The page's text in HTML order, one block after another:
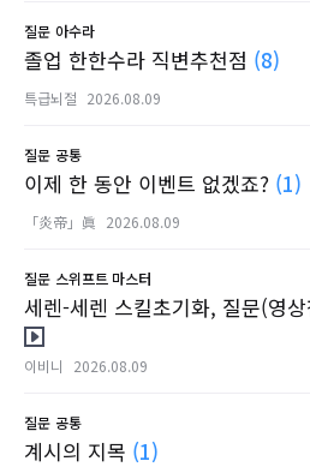
질문 아수라
졸업 한한수라 직변추천점 (8)
특급뇌절 2026.08.09
질문 공통
이제 한 동안 이벤트 없겠죠? (1)
「炎帝」眞 2026.08.09
질문 스위프트 마스터
세렌-세렌 스킬초기화, 질문(영
이비니 2026.08.09
질문 공통
계시의 지목 (1)